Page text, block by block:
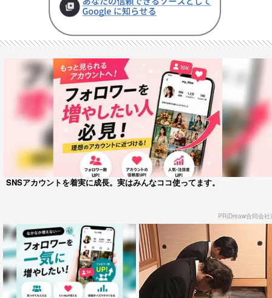
SNSアカウントを着実に成長。実はみんなココ使ってます。
PR(Dreaw合同会社)